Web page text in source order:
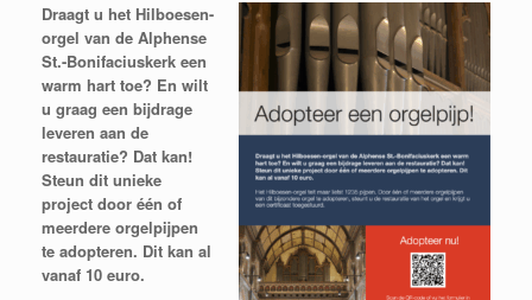
Draagt u het Hilboesen-
orgel van de Alphense
St.-Bonifaciuskerk een
warm hart toe? En wilt
u graag een bijdrage
leveren aan de
restauratie? Dat kan!
Steun dit unieke
project door één of
meerdere orgelpijpen
te adopteren. Dit kan al
vanaf 10 euro.